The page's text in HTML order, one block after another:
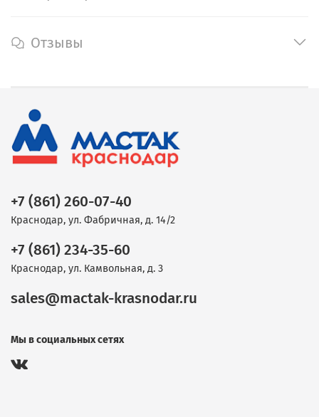
Отзывы
+7 (861) 260-07-40
Краснодар, ул. Фабричная, д. 14/2
+7 (861) 234-35-60
Краснодар, ул. Камвольная, д. 3
sales@mactak-krasnodar.ru
Мы в социальных сетях